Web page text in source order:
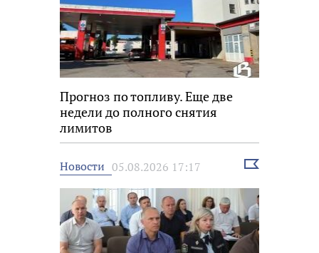
Прогноз по топливу. Еще две
недели до полного снятия
лимитов
Новости 05.08.2026 17:17
Выбрать